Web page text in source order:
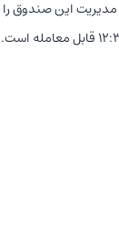
این صندوق را